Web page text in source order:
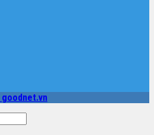
goodnet.vn